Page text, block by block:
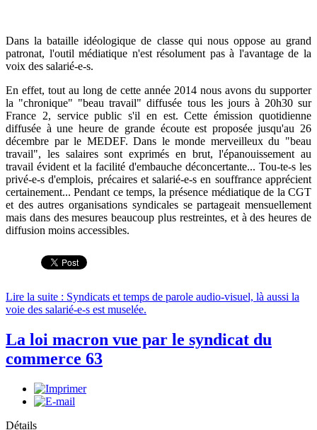
Dans la bataille idéologique de classe qui nous oppose au grand
patronat, l'outil médiatique n'est résolument pas à l'avantage de la
voix des salarié-e-s.
En effet, tout au long de cette année 2014 nous avons du supporter
la "chronique" "beau travail" diffusée tous les jours à 20h30 sur
France 2, service public s'il en est. Cette émission quotidienne
diffusée à une heure de grande écoute est proposée jusqu'au 26
décembre par le MEDEF. Dans le monde merveilleux du "beau
travail", les salaires sont exprimés en brut, l'épanouissement au
travail évident et la facilité d'embauche déconcertante... Tou-te-s les
privé-e-s d'emplois, précaires et salarié-e-s en souffrance apprécient
certainement... Pendant ce temps, la présence médiatique de la CGT
et des autres organisations syndicales se partageait mensuellement
mais dans des mesures beaucoup plus restreintes, et à des heures de
diffusion moins accessibles.
Lire la suite : Syndicats et temps de parole audio-visuel, là aussi la
voie des salarié-e-s est muselée.
La loi macron vue par le syndicat du
commerce 63
Détails